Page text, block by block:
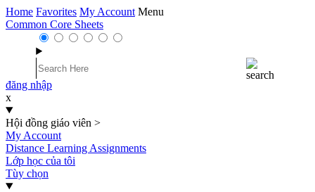
Home Favorites My Account Menu
Common Core Sheets
đăng nhập
x
Hội đồng giáo viên >
My Account
Distance Learning Assignments
Lớp học của tôi
Tùy chọn